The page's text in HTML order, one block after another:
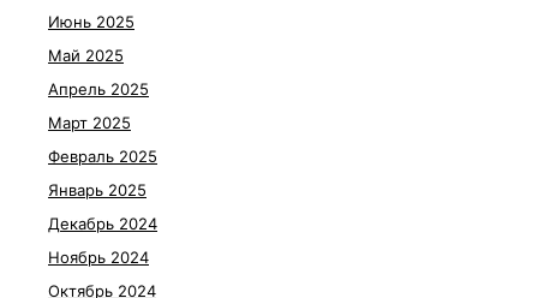
Июнь 2025
Май 2025
Апрель 2025
Март 2025
Февраль 2025
Январь 2025
Декабрь 2024
Ноябрь 2024
Октябрь 2024